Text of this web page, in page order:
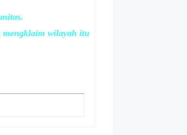
mengklaim wilayah itu